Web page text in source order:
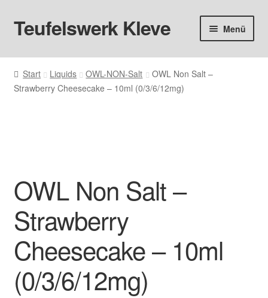
Zur
Navigation
Zum
Inhalt
Teufelswerk Kleve Menü
Startseite
Hardware
Big Puff
Aromen
Basen & Nikotin
Zubehör
Start Liquids OWL-NON-Salt
OWL Non Salt –
Strawberry Cheesecake – 10ml (0/3/6/12mg)
OWL Non Salt –
Strawberry
Cheesecake – 10ml
(0/3/6/12mg)